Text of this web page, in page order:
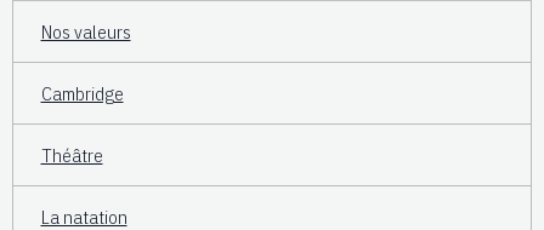
Nos valeurs
Cambridge
Théâtre
La natation